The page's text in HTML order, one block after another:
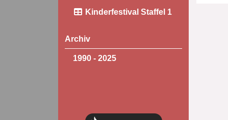
Kinderfestival Staffel 1
Archiv
1990 - 2025